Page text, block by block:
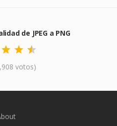
de JPEG a PNG
votos)